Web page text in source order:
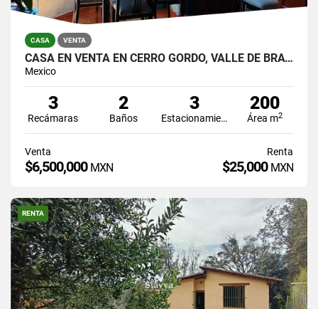
CASA VENTA
CASA EN VENTA EN CERRO GORDO, VALLE DE BRAVO
Mexico
3
Recámaras
2
Baños
3
Estacionamiento
200
Área m2
Venta
$6,500,000 MXN
Renta
$25,000 MXN
RENTA